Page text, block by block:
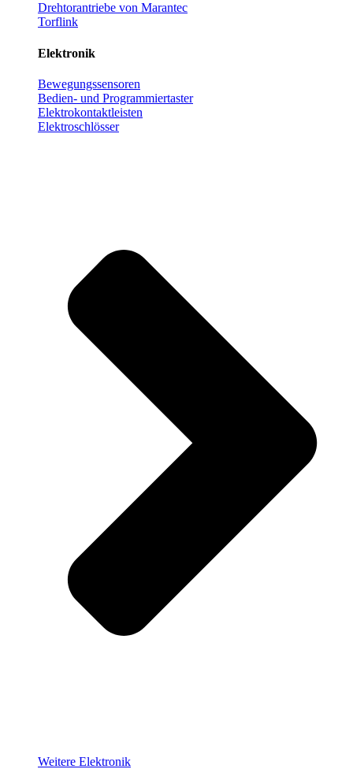
Drehtorantriebe von Marantec
Torflink
Elektronik
Bewegungssensoren
Bedien- und Programmiertaster
Elektrokontaktleisten
Elektroschlösser
Weitere Elektronik